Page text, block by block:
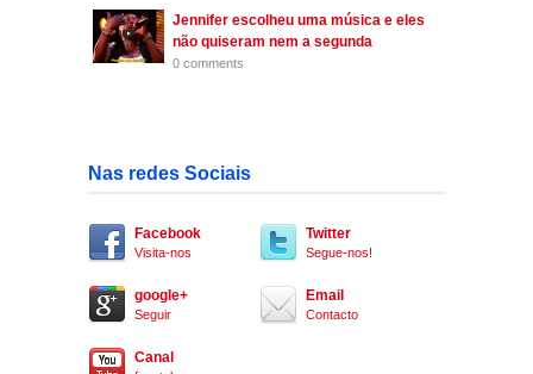
Jennifer escolheu uma música e eles
não quiseram nem a segunda
0 comments
Nas redes Sociais
Facebook
Visita-nos
Twitter
Segue-nos!
google+
Seguir
Email
Contacto
Canal